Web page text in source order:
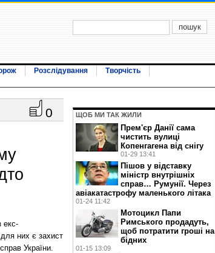
Розслідування
Творчість
0
екс-
них є захист
України.
ЩОБ МИ ТАК ЖИЛИ
Прем'єр Данії сама
чистить вулиці
Копенгагена від снігу
01-29 13:41
Пішов у відставку
міністр внутрішніх
справ… Румунії. Через
авіакатастрофу маленького літака
01-24 11:42
Мотоцикл Папи
Римського продадуть,
щоб потратити гроші на
бідних
01-15 13:09